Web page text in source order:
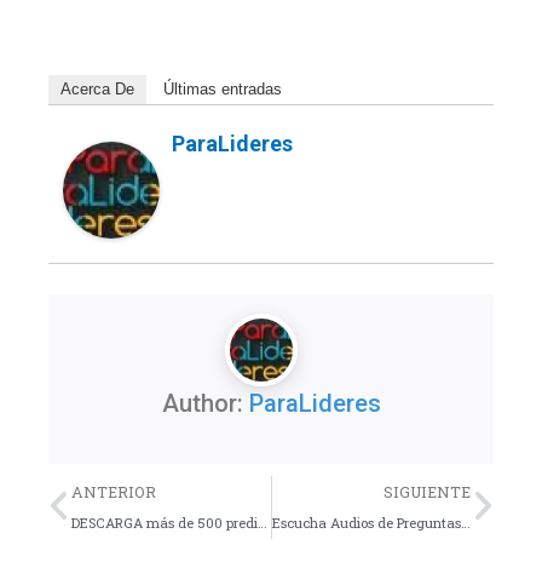
Acerca De Últimas entradas
ParaLideres
Author: ParaLideres
Previo
ANTERIOR
DESCARGA más de 500 predicaciones de Charles H. Spurgeon
SIGUIENTE
Escucha Audios de Preguntas Extremas que hacen los Jóvenes